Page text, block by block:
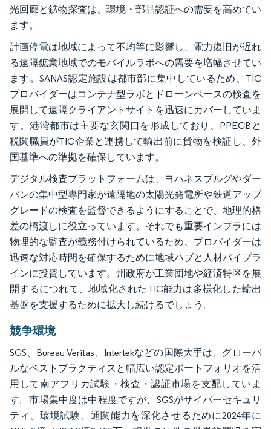
光回廊と鉱物探査は、環境・部品認証への需要を高めてい
ます。
計画停電は地域によって不均等に影響し、電力復旧が遅れ
る遠隔鉱業地域でのモバイルラボへの需要を増幅させてい
ます。SANAS認定施設は都市部に集中しているため、TIC
プロバイダーはコンテナ型ラボとドローンベースの検査を
展開して遠隔クライアントサイトを迅速にカバーしていま
す。港湾都市は主要な玄関口を形成しており、PPECBと
税関職員がTIC企業と連携して輸出前に貨物を検証し、外
国基準への準拠を確保しています。
デジタル検査プラットフォームは、ヨハネスブルグやダー
バンの集中型専門家が遠隔地の太陽光発電所や鉄道アップ
グレードの検査を監督できるようにすることで、地理的格
差の橋渡しに役立っています。それでも重要インフラには
物理的な監査が義務付けられているため、プロバイダーは
迅速な対応時間を確保するために地域ハブと人材パイプラ
インに投資しています。州政府が工業団地や経済特区を展
開するにつれて、地域化されたTIC能力は多様化した輸出
基盤を支援するために拡大し続けるでしょう。
競争環境
SGS、Bureau Veritas、Intertekなどの国際大手は、グローバ
ルなベストプラクティスと幅広い認定ポートフォリオを活
用して南アフリカ試験・検査・認証市場を支配していま
す。市場集中度は中程度ですが、SGSがサイバーセキュリ
ティ、環境試験、通関能力を深化させるために2024年に